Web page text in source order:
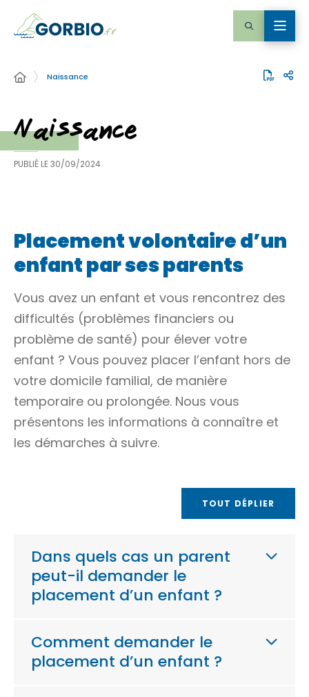
Naissance
Naissance
PUBLIÉ LE30/09/2024
Placement volontaire d’un
enfant par ses parents
Vous avez un enfant et vous rencontrez des
difficultés (problèmes financiers ou
problème de santé) pour élever votre
enfant ? Vous pouvez placer l’enfant hors de
votre domicile familial, de manière
temporaire ou prolongée. Nous vous
présentons les informations à connaître et
les démarches à suivre.
TOUT DÉPLIER
Dans quels cas un parent
peut-il demander le
placement d’un enfant ?
Comment demander le
placement d’un enfant ?